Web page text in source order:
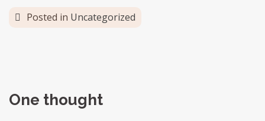
Posted in Uncategorized
One thought